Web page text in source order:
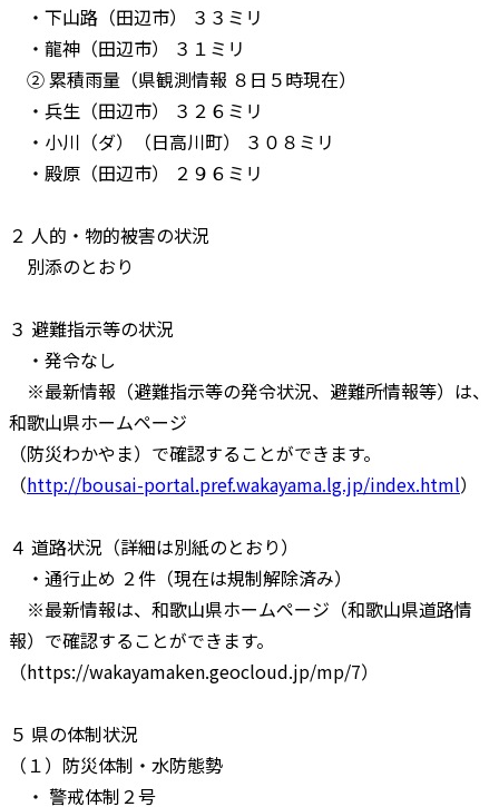
・下山路（田辺市） ３３ミリ
・龍神（田辺市） ３１ミリ
② 累積雨量（県観測情報 ８日５時現在）
・兵生（田辺市） ３２６ミリ
・小川（ダ）（日高川町） ３０８ミリ
・殿原（田辺市） ２９６ミリ
２ 人的・物的被害の状況
別添のとおり
３ 避難指示等の状況
・発令なし
※最新情報（避難指示等の発令状況、避難所情報等）は、
和歌山県ホームページ
（防災わかやま）で確認することができます。
（http://bousai-portal.pref.wakayama.lg.jp/index.html）
４ 道路状況（詳細は別紙のとおり）
・通行止め ２件（現在は規制解除済み）
※最新情報は、和歌山県ホームページ（和歌山県道路情
報）で確認することができます。
（https://wakayamaken.geocloud.jp/mp/7）
５ 県の体制状況
（１）防災体制・水防態勢
・ 警戒体制２号